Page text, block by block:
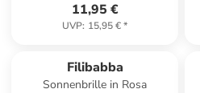
11,95 €
UVP: 15,95 €*
Filibabba
Sonnenbrille in Rosa